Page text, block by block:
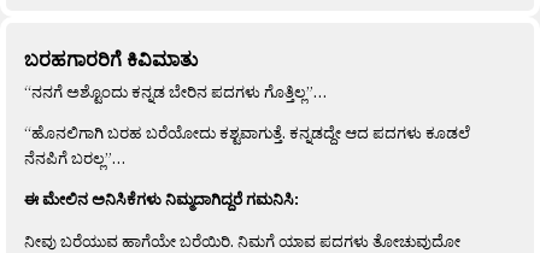
ಬರಹಗಾರರಿಗೆ ಕಿವಿಮಾತು
“ನನಗೆ ಅಶ್ಟೊಂದು ಕನ್ನಡ ಬೇರಿನ ಪದಗಳು ಗೊತ್ತಿಲ್ಲ”…
“ಹೊನಲಿಗಾಗಿ ಬರಹ ಬರೆಯೋದು ಕಶ್ಟವಾಗುತ್ತೆ. ಕನ್ನಡದ್ದೇ ಆದ ಪದಗಳು ಕೂಡಲೆ
ನೆನಪಿಗೆ ಬರಲ್ಲ”…
ಈ ಮೇಲಿನ ಅನಿಸಿಕೆಗಳು ನಿಮ್ಮದಾಗಿದ್ದರೆ ಗಮನಿಸಿ:
ನೀವು ಬರೆಯುವ ಹಾಗೆಯೇ ಬರೆಯಿರಿ. ನಿಮಗೆ ಯಾವ ಪದಗಳು ತೋಚುವುದೋ